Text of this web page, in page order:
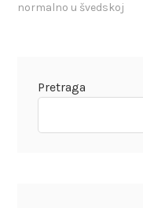
normalno u švedskoj
Pretraga